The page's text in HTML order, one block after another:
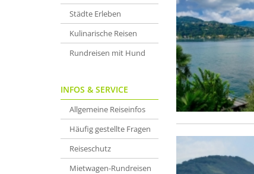
Städte Erleben
Kulinarische Reisen
Rundreisen mit Hund
INFOS & SERVICE
Allgemeine Reiseinfos
Häufig gestellte Fragen
Reiseschutz
Mietwagen-Rundreisen